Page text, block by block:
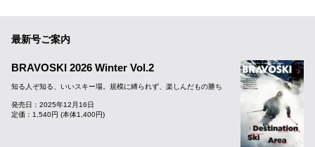
最新号ご案内
BRAVOSKI 2026 Winter Vol.2
知る人ぞ知る、いいスキー場。規模に縛られず、楽しんだもの勝ち
発売日：2025年12月16日
定価：1,540円 (本体1,400円)